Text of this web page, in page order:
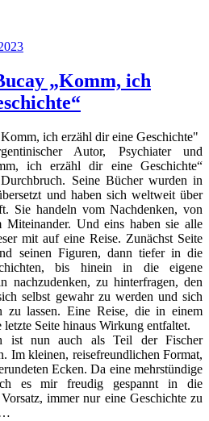
„Komm, ich
Autor, Psychiater und
ich erzähl dir eine Geschichte“
Seine Bücher wurden in
und haben sich weltweit über
Sie handeln vom Nachdenken, von
Und eins haben sie alle
mit auf eine Reise. Zunächst Seite
seinen Figuren, dann tiefer in die
bis hinein in die eigene
nachzudenken, zu hinterfragen, den
selbst gewahr zu werden und sich
zu lassen. Eine Reise, die in einem
Seite hinaus Wirkung entfaltet.
ist nun auch als Teil der Fischer
Im kleinen, reisefreundlichen Format,
Ecken. Da eine mehrstündige
es mir freudig gespannt in die
immer nur eine Geschichte zu